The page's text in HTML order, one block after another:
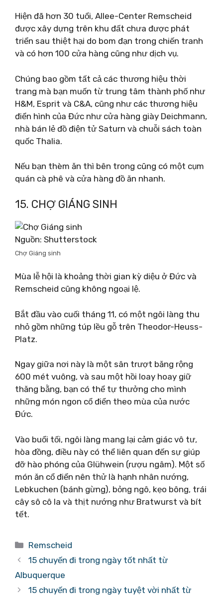
Hiện đã hơn 30 tuổi, Allee-Center Remscheid
được xây dựng trên khu đất chưa được phát
triển sau thiệt hại do bom đạn trong chiến tranh
và có hơn 100 cửa hàng cũng như dịch vụ.
Chúng bao gồm tất cả các thương hiệu thời
trang mà bạn muốn từ trung tâm thành phố như
H&M, Esprit và C&A, cũng như các thương hiệu
điển hình của Đức như cửa hàng giày Deichmann,
nhà bán lẻ đồ điện tử Saturn và chuỗi sách toàn
quốc Thalia.
Nếu bạn thèm ăn thì bên trong cũng có một cụm
quán cà phê và cửa hàng đồ ăn nhanh.
15. CHỢ GIÁNG SINH
Nguồn: Shutterstock
Chợ Giáng sinh
Mùa lễ hội là khoảng thời gian kỳ diệu ở Đức và
Remscheid cũng không ngoại lệ.
Bắt đầu vào cuối tháng 11, có một ngôi làng thu
nhỏ gồm những túp lều gỗ trên Theodor-Heuss-
Platz.
Ngay giữa nơi này là một sân trượt băng rộng
600 mét vuông, và sau một hồi loay hoay giữ
thăng bằng, bạn có thể tự thưởng cho mình
những món ngon cổ điển theo mùa của nước
Đức.
Vào buổi tối, ngôi làng mang lại cảm giác vô tư,
hòa đồng, điều này có thể liên quan đến sự giúp
đỡ hào phóng của Glühwein (rượu ngâm). Một số
món ăn cổ điển nên thử là hạnh nhân nướng,
Lebkuchen (bánh gừng), bỏng ngô, kẹo bông, trái
cây sô cô la và thịt nướng như Bratwurst và bít
tết.
Danh
mục
Remscheid
15 chuyến đi trong ngày tốt nhất từ ​​
Albuquerque
15 chuyến đi trong ngày tuyệt vời nhất từ ​​